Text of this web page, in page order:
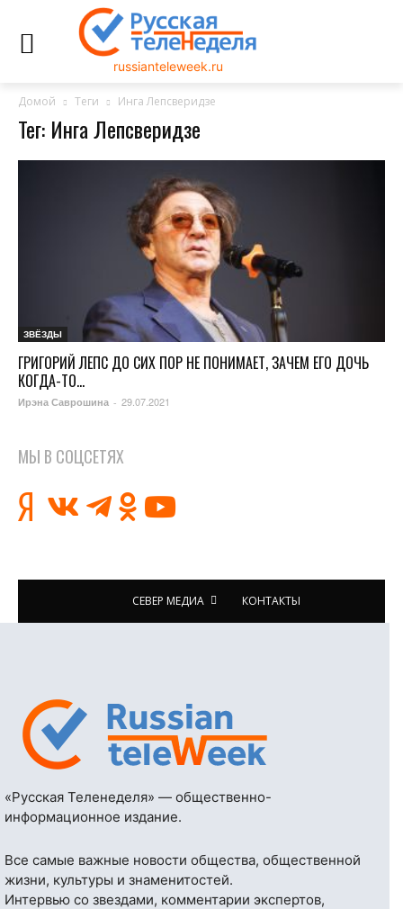
russianteleweek.ru
Домой Теги Инга Лепсверидзе
Тег: Инга Лепсверидзе
ЗВЁЗДЫ
ГРИГОРИЙ ЛЕПС ДО СИХ ПОР НЕ ПОНИМАЕТ, ЗАЧЕМ ЕГО ДОЧЬ
КОГДА-ТО...
Ирэна Саврошина - 29.07.2021
МЫ В СОЦСЕТЯХ
СЕВЕР МЕДИА КОНТАКТЫ
«Русская Теленеделя» — общественно-
информационное издание.
Все самые важные новости общества, общественной
жизни, культуры и знаменитостей.
Интервью со звездами, комментарии экспертов,